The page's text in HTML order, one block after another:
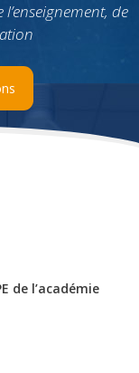
de
de l’académie